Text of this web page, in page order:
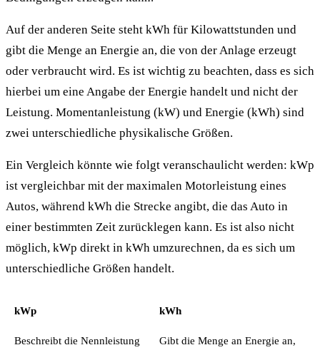
Auf der anderen Seite steht kWh für Kilowattstunden und
gibt die Menge an Energie an, die von der Anlage erzeugt
oder verbraucht wird. Es ist wichtig zu beachten, dass es sich
hierbei um eine Angabe der Energie handelt und nicht der
Leistung. Momentanleistung (kW) und Energie (kWh) sind
zwei unterschiedliche physikalische Größen.
Ein Vergleich könnte wie folgt veranschaulicht werden: kWp
ist vergleichbar mit der maximalen Motorleistung eines
Autos, während kWh die Strecke angibt, die das Auto in
einer bestimmten Zeit zurücklegen kann. Es ist also nicht
möglich, kWp direkt in kWh umzurechnen, da es sich um
unterschiedliche Größen handelt.
kWp kWh
Beschreibt die Nennleistung Gibt die Menge an Energie an,